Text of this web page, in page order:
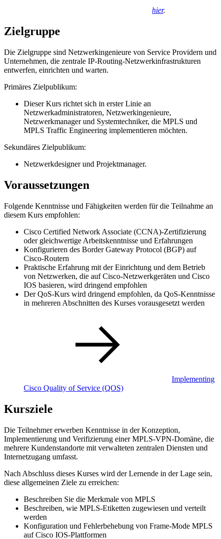
hier.
Zielgruppe
Die Zielgruppe sind Netzwerkingenieure von Service Providern und
Unternehmen, die zentrale IP-Routing-Netzwerkinfrastrukturen
entwerfen, einrichten und warten.
Primäres Zielpublikum:
Dieser Kurs richtet sich in erster Linie an
Netzwerkadministratoren, Netzwerkingenieure,
Netzwerkmanager und Systemtechniker, die MPLS und
MPLS Traffic Engineering implementieren möchten.
Sekundäres Zielpublikum:
Netzwerkdesigner und Projektmanager.
Voraussetzungen
Folgende Kenntnisse und Fähigkeiten werden für die Teilnahme an
diesem Kurs empfohlen:
Cisco Certified Network Associate (CCNA)-Zertifizierung
oder gleichwertige Arbeitskenntnisse und Erfahrungen
Konfigurieren des Border Gateway Protocol (BGP) auf
Cisco-Routern
Praktische Erfahrung mit der Einrichtung und dem Betrieb
von Netzwerken, die auf Cisco-Netzwerkgeräten und Cisco
IOS basieren, wird dringend empfohlen
Der QoS-Kurs wird dringend empfohlen, da QoS-Kenntnisse
in mehreren Abschnitten des Kurses vorausgesetzt werden
Implementing
Cisco Quality of Service (QOS)
Kursziele
Die Teilnehmer erwerben Kenntnisse in der Konzeption,
Implementierung und Verifizierung einer MPLS-VPN-Domäne, die
mehrere Kundenstandorte mit verwalteten zentralen Diensten und
Internetzugang umfasst.
Nach Abschluss dieses Kurses wird der Lernende in der Lage sein,
diese allgemeinen Ziele zu erreichen:
Beschreiben Sie die Merkmale von MPLS
Beschreiben, wie MPLS-Etiketten zugewiesen und verteilt
werden
Konfiguration und Fehlerbehebung von Frame-Mode MPLS
auf Cisco IOS-Plattformen